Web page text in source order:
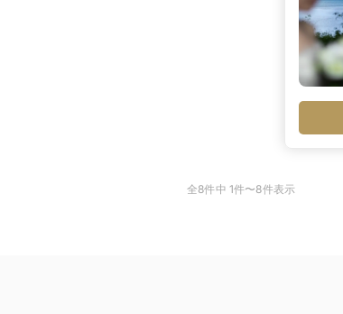
全8件中 1件〜8件表示